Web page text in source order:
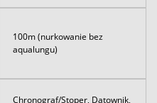
100m (nurkowanie bez
aqualungu)
Chronograf/Stoper, Datownik,